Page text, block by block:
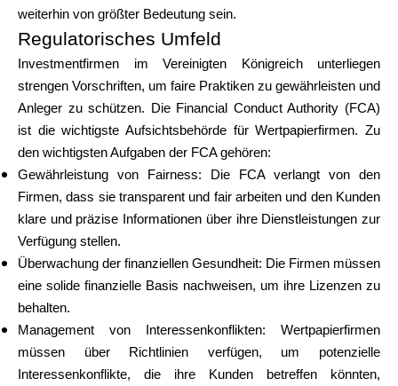
weiterhin von größter Bedeutung sein.
Regulatorisches Umfeld
Investmentfirmen im Vereinigten Königreich unterliegen
strengen Vorschriften, um faire Praktiken zu gewährleisten und
Anleger zu schützen. Die Financial Conduct Authority (FCA)
ist die wichtigste Aufsichtsbehörde für Wertpapierfirmen. Zu
den wichtigsten Aufgaben der FCA gehören:
Gewährleistung von Fairness: Die FCA verlangt von den
Firmen, dass sie transparent und fair arbeiten und den Kunden
klare und präzise Informationen über ihre Dienstleistungen zur
Verfügung stellen.
Überwachung der finanziellen Gesundheit: Die Firmen müssen
eine solide finanzielle Basis nachweisen, um ihre Lizenzen zu
behalten.
Management von Interessenkonflikten: Wertpapierfirmen
müssen über Richtlinien verfügen, um potenzielle
Interessenkonflikte, die ihre Kunden betreffen könnten,